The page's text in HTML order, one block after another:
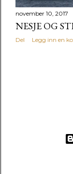
november 10, 2017
NESJE OG
Del Legg inn en